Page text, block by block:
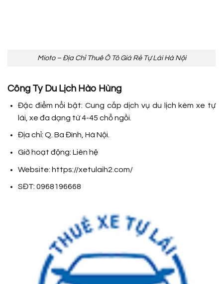
Mioto – Địa Chỉ Thuê Ô Tô Giá Rẻ Tự Lái Hà Nội
Công Ty Du Lịch Hào Hùng
Đặc điểm nổi bật: Cung cấp dịch vụ du lịch kèm xe tự
lái, xe đa dạng từ 4-45 chỗ ngồi.
Địa chỉ: Q. Ba Đình, Hà Nội.
Giờ hoạt động: Liên hệ
Website: https://xetulaih2.com/
SĐT: 0968196668